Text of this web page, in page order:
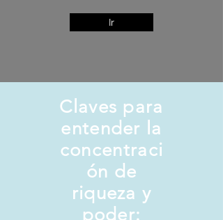
Ir
Claves para
entender la
concentraci
ón de
riqueza y
poder: